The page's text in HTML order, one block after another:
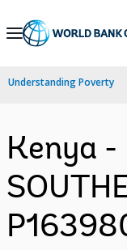
Skip
Navigation
Understanding Poverty
Kenya -